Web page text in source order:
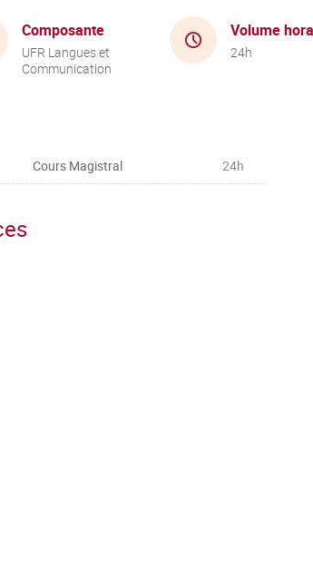
Composante
UFR Langues et
Communication
Volume
24h
Cours Magistral 24h